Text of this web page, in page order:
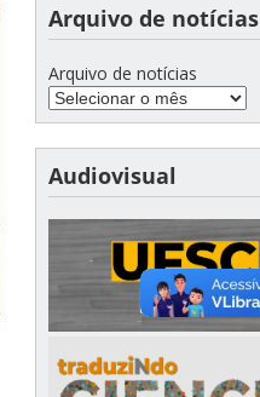
Arquivo de notícias
Arquivo de notícias
Audiovisual